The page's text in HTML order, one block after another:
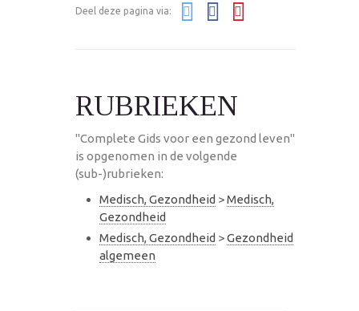
Deel deze pagina via:
RUBRIEKEN
"Complete Gids voor een gezond leven"
is opgenomen in de volgende
(sub-)rubrieken:
Medisch, Gezondheid >Medisch,
Gezondheid
Medisch, Gezondheid >Gezondheid
algemeen